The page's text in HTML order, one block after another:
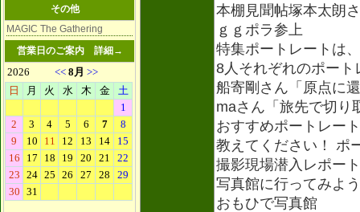
その他
MAGIC The Gathering
営業日のご案内 詳細→
本棚見聞帖塚本太朗
ｇｇポラ参上
特集ポートレートは
8人それぞれのポート
船寄剛さん「原点に
maさん「旅先で切り
おすすめポートレー
教えてください！ ポ
撮影現場潜入レポー
写真館に行ってみよ
おもひで写真館